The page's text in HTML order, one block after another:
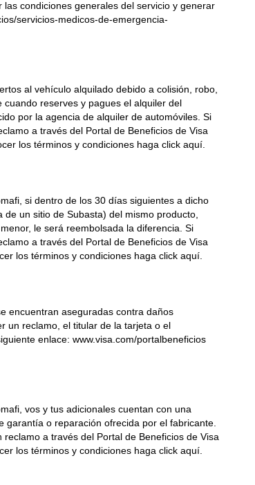
condiciones generales del servicio y generar
servicios-medicos-de-emergencia-
al vehículo alquilado debido a colisión, robo,
reserves y pagues el alquiler del
por la agencia de alquiler de automóviles. Si
a través del Portal de Beneficios de Visa
los términos y condiciones haga click aquí.
si dentro de los 30 días siguientes a dicho
un sitio de Subasta) del mismo producto,
le será reembolsada la diferencia. Si
a través del Portal de Beneficios de Visa
los términos y condiciones haga click aquí.
encuentran aseguradas contra daños
un reclamo, el titular de la tarjeta o el
enlace: www.visa.com/portalbeneficios
vos y tus adicionales cuentan con una
o reparación ofrecida por el fabricante.
a través del Portal de Beneficios de Visa
los términos y condiciones haga click aquí.